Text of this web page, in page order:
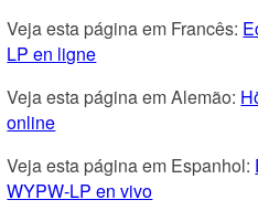
Veja esta página em Francês:
LP en ligne
Veja esta página em Alemão:
online
Veja esta página em Espanhol:
WYPW-LP en vivo